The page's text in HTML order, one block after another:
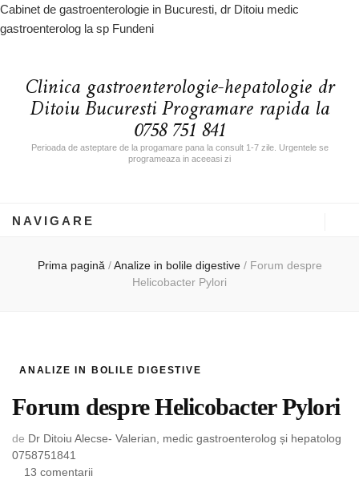
Cabinet de gastroenterologie in Bucuresti, dr Ditoiu medic
gastroenterolog la sp Fundeni
Clinica gastroenterologie-hepatologie dr
Ditoiu Bucuresti Programare rapida la
0758 751 841
Perioada de asteptare de la progamare pana la consult 1-7 zile. Urgentele se
programeaza in aceeasi zi
NAVIGARE
Prima pagină / Analize in bolile digestive / Forum despre
Helicobacter Pylori
ANALIZE IN BOLILE DIGESTIVE
Forum despre Helicobacter Pylori
de Dr Ditoiu Alecse- Valerian, medic gastroenterolog și hepatolog
0758751841
13 comentariila